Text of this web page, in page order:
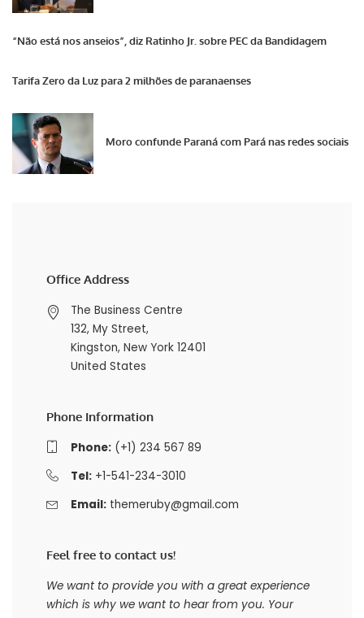
“Não está nos anseios”, diz Ratinho Jr. sobre PEC da Bandidagem
Tarifa Zero da Luz para 2 milhões de paranaenses
Moro confunde Paraná com Pará nas redes sociais
Office Address
The Business Centre
132, My Street,
Kingston, New York 12401
United States
Phone Information
Phone:(+1) 234 567 89
Tel:+1-541-234-3010
Email: themeruby@gmail.com
Feel free to contact us!
We want to provide you with a great experience
which is why we want to hear from you. Your